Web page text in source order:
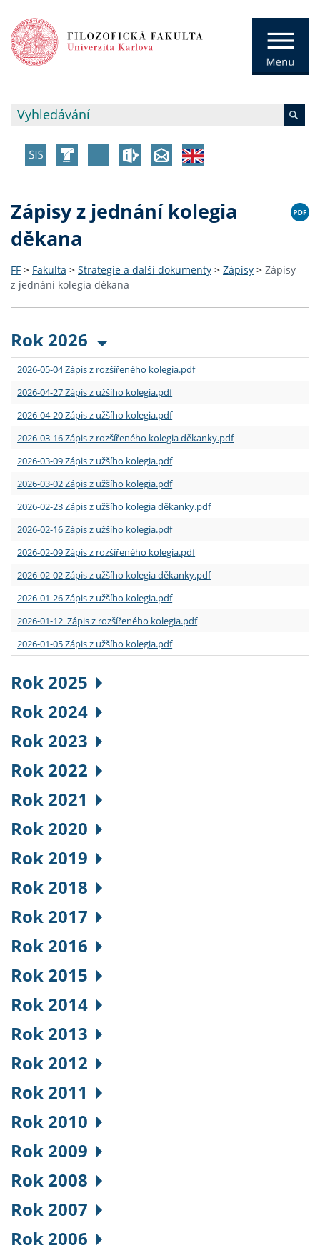
Zápisy z jednání kolegia
děkana
FF > Fakulta > Strategie a další dokumenty > Zápisy > Zápisy
z jednání kolegia děkana
Rok 2026
2026-05-04 Zápis z rozšířeného kolegia.pdf
2026-04-27 Zápis z užšího kolegia.pdf
2026-04-20 Zápis z užšího kolegia.pdf
2026-03-16 Zápis z rozšířeného kolegia děkanky.pdf
2026-03-09 Zápis z užšího kolegia.pdf
2026-03-02 Zápis z užšího kolegia.pdf
2026-02-23 Zápis z užšího kolegia děkanky.pdf
2026-02-16 Zápis z užšího kolegia.pdf
2026-02-09 Zápis z rozšířeného kolegia.pdf
2026-02-02 Zápis z užšího kolegia děkanky.pdf
2026-01-26 Zápis z užšího kolegia.pdf
2026-01-12 Zápis z rozšířeného kolegia.pdf
2026-01-05 Zápis z užšího kolegia.pdf
Rok 2025
Rok 2024
Rok 2023
Rok 2022
Rok 2021
Rok 2020
Rok 2019
Rok 2018
Rok 2017
Rok 2016
Rok 2015
Rok 2014
Rok 2013
Rok 2012
Rok 2011
Rok 2010
Rok 2009
Rok 2008
Rok 2007
Rok 2006